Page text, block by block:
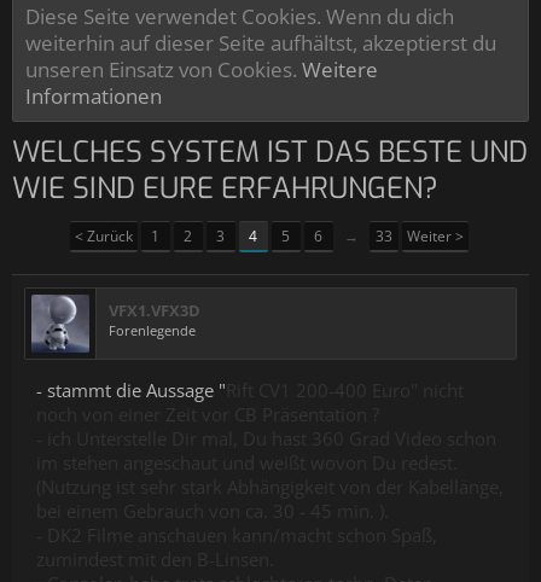
Diese Seite verwendet Cookies. Wenn du dich
weiterhin auf dieser Seite aufhältst, akzeptierst du
unseren Einsatz von Cookies. Weitere
Informationen
WELCHES SYSTEM IST DAS BESTE UND
WIE SIND EURE ERFAHRUNGEN?
< Zurück 1 2 3 4 5 6 → 33 Weiter >
VFX1.VFX3D
Forenlegende
- stammt die Aussage "